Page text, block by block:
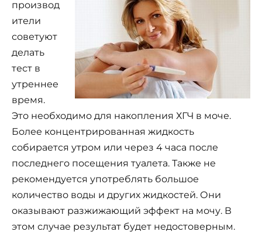
производ
ители
советуют
делать
тест в
утреннее
время.
Это необходимо для накопления ХГЧ в моче.
Более концентрированная жидкость
собирается утром или через 4 часа после
последнего посещения туалета. Также не
рекомендуется употреблять большое
количество воды и других жидкостей. Они
оказывают разжижающий эффект на мочу. В
этом случае результат будет недостоверным.